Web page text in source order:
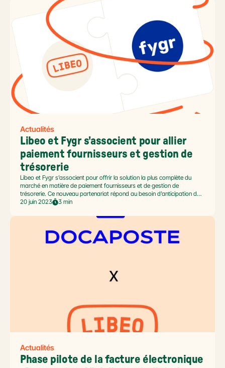
Actualités
Libeo et Fygr s'associent pour allier
paiement fournisseurs et gestion de
trésorerie
Libeo et Fygr s’associent pour offrir la solution la plus complète du
marché en matière de paiement fournisseurs et de gestion de
trésorerie. Ce nouveau partenariat répond au besoin d’anticipation des
dirigeants des TPE/PME et permet de réduire les décalage entre
20 juin 2023 3 min
Actualités
Phase pilote de la facture électronique